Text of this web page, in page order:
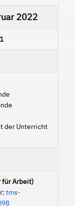
2022
der Unterricht
für Arbeit)
tms-